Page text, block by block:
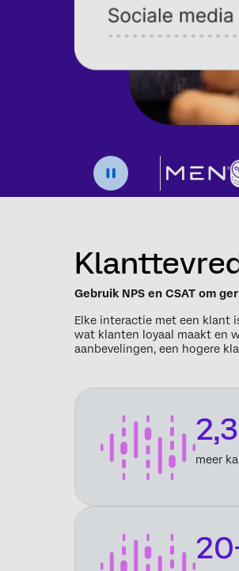
Gebruik NPS en CSAT om
Elke interactie met een klant
wat klanten loyaal maakt en
aanbevelingen, een hogere
meer